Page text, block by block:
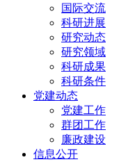
国际交流
科研进展
研究动态
研究领域
科研成果
科研条件
党建动态
党建工作
群团工作
廉政建设
信息公开